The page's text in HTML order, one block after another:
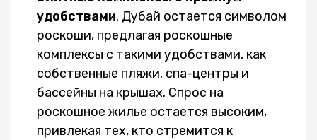
удобствами. Дубай остается символом
роскоши, предлагая роскошные
комплексы с такими удобствами, как
собственные пляжи, спа-центры и
бассейны на крышах. Спрос на
роскошное жилье остается высоким,
привлекая тех, кто стремится к